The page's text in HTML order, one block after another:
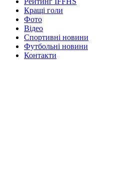
Кращі голи
Фото
Відео
Спортивні новини
Футбольні новини
Контакти